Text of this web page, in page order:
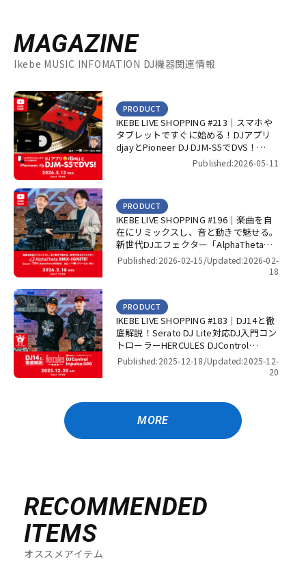
MAGAZINE
Ikebe MUSIC INFOMATION DJ機器関連情報
IKEBE LIVE SHOPPING #213｜スマホや
タブレットですぐに始める！DJアプリ
djayとPioneer DJ DJM-S5でDVS！
【presented by パワーDJ’s 渋谷】
PRODUCT
Published:2026-05-11
IKEBE LIVE SHOPPING #196｜楽曲を自
在にリミックスし、音と動きで魅せる。
新世代DJエフェクター「AlphaTheta
RMX-IGNITE」！【presented by パワー
PRODUCT
Published:2026-02-15/Updated:2026-02-
18
IKEBE LIVE SHOPPING #183｜DJ14と徹
底解説！Serato DJ Lite対応DJ入門コン
トローラーHERCULES DJControl
Inpulse 500！【presented by パワー
PRODUCT
Published:2025-12-18/Updated:2025-12-
20
MORE
RECOMMENDED
ITEMS
オススメアイテム